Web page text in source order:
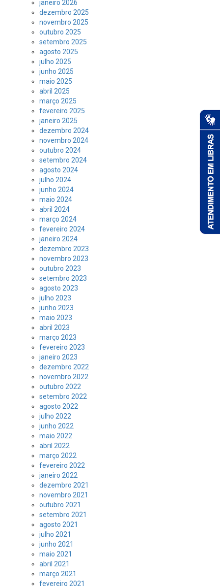
janeiro 2026
dezembro 2025
novembro 2025
outubro 2025
setembro 2025
agosto 2025
julho 2025
junho 2025
maio 2025
abril 2025
março 2025
fevereiro 2025
janeiro 2025
dezembro 2024
novembro 2024
outubro 2024
setembro 2024
agosto 2024
julho 2024
junho 2024
maio 2024
abril 2024
março 2024
fevereiro 2024
janeiro 2024
dezembro 2023
novembro 2023
outubro 2023
setembro 2023
agosto 2023
julho 2023
junho 2023
maio 2023
abril 2023
março 2023
fevereiro 2023
janeiro 2023
dezembro 2022
novembro 2022
outubro 2022
setembro 2022
agosto 2022
julho 2022
junho 2022
maio 2022
abril 2022
março 2022
fevereiro 2022
janeiro 2022
dezembro 2021
novembro 2021
outubro 2021
setembro 2021
agosto 2021
julho 2021
junho 2021
maio 2021
abril 2021
março 2021
fevereiro 2021